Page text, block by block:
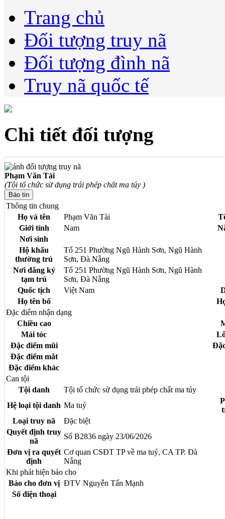
Trang chủ
Đối tượng truy nã
Đối tượng đình nã
Truy nã quốc tế
Chi tiết đối tượng
Phạm Văn Tài
(Tội tổ chức sử dụng trái phép chất ma túy )
Thông tin chung
Họ và tên
Phạm Văn Tài
Giới tính
Nam
Nơi sinh
Hộ khẩu
thường trú
Tổ 251 Phường Ngũ Hành Sơn, Ngũ Hành
Sơn, Đà Nẵng
Nơi đăng ký
tạm trú
Tổ 251 Phường Ngũ Hành Sơn, Ngũ Hành
Sơn, Đà Nẵng
Quốc tịch
Việt Nam
Họ tên bố
Đặc điểm nhận dạng
Chiều cao
Mái tóc
Đặc điểm mũi
Đặc điểm mắt
Đặc điểm khác
Can tội
Tội danh
Tội tổ chức sử dụng trái phép chất ma túy
Hệ loại tội danh Ma tuý
Loại truy nã
Đặc biệt
Quyết định truy
nã
Số B2836 ngày 23/06/2026
Đơn vị ra quyết
định
Cơ quan CSĐT TP về ma tuý, CA TP. Đà
Nẵng
Khi phát hiện báo cho
Báo cho đơn vị ĐTV Nguyễn Tấn Mạnh
Số điện thoại